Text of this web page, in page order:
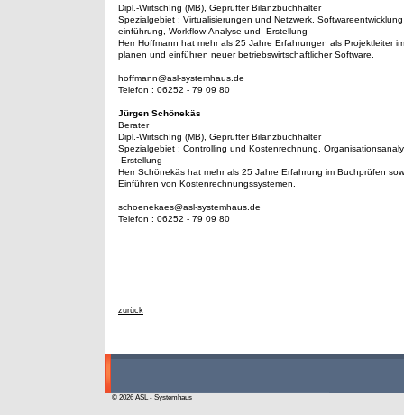
Dipl.-WirtschIng (MB), Geprüfter Bilanzbuchhalter
Spezialgebiet : Virtualisierungen und Netzwerk,
einführung, Workflow-Analyse und -Erstellung
Herr Hoffmann hat mehr als 25 Jahre Erfahrungen als Projektleiter im
planen und einführen neuer betriebswirtschaftlicher Software.
hoffmann@asl-systemhaus.de
Telefon : 06252 - 79 09 80
Jürgen Schönekäs
Berater
Dipl.-WirtschIng (MB), Geprüfter Bilanzbuchhalter
Spezialgebiet : Controlling und Kostenrechnung,
-Erstellung
Herr Schönekäs hat mehr als 25 Jahre Erfahrung im Buchprüfen
Einführen von Kostenrechnungssystemen.
schoenekaes@asl-systemhaus.de
Telefon : 06252 - 79 09 80
zurück
© 2026 ASL - Systemhaus